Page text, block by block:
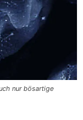
nur bösartige